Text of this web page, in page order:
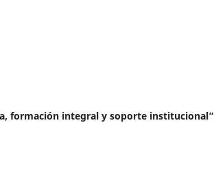
formación integral y soporte institucional”